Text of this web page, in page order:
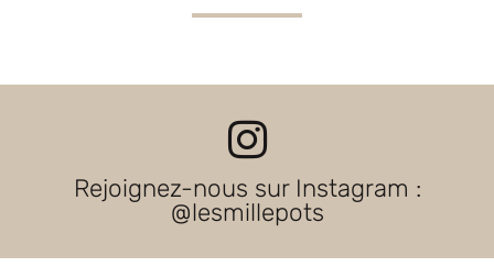
Rejoignez-nous sur Instagram :
@lesmillepots